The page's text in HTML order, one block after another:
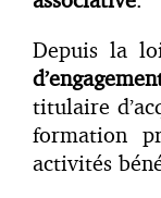
Depuis la
titulaire
formation
activités